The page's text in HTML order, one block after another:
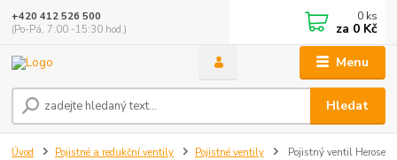
Menu
Hledat
+420 412 526 500
(Po-Pá, 7:00 -15:30 hod.)
0 ks
za 0 Kč
Úvod Pojistné a redukční ventily Pojistné ventily
Pojistný ventil Herose